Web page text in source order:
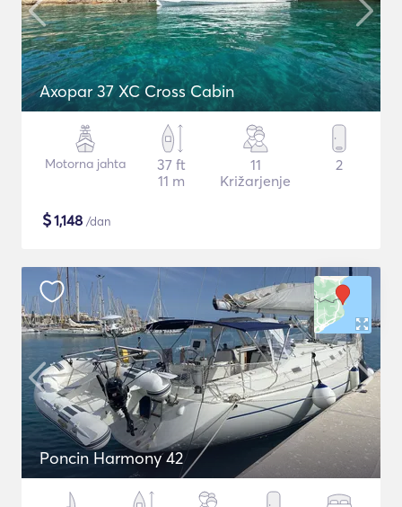
Axopar 37 XC Cross Cabin
Motorna jahta
37 ft
11 m
11
Križarjenje
2
$1,148 /dan
Poncin Harmony 42